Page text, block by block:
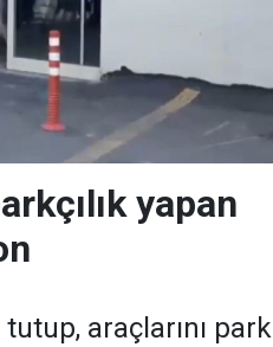
yapan
araçlarını park